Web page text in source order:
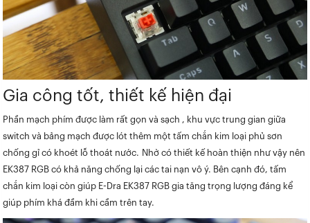
Gia công tốt, thiết kế hiện đại
Phần mạch phím được làm rất gọn và sạch , khu vực trung gian giữa
switch và bảng mạch được lót thêm một tấm chắn kim loại phủ sơn
chống gỉ có khoét lỗ thoát nước. Nhờ có thiết kế hoàn thiện như vậy nên
EK387 RGB có khả năng chống lại các tai nạn vô ý. Bên cạnh đó, tấm
chắn kim loại còn giúp E-Dra EK387 RGB gia tăng trọng lượng đáng kể
giúp phím khá đầm khi cầm trên tay.